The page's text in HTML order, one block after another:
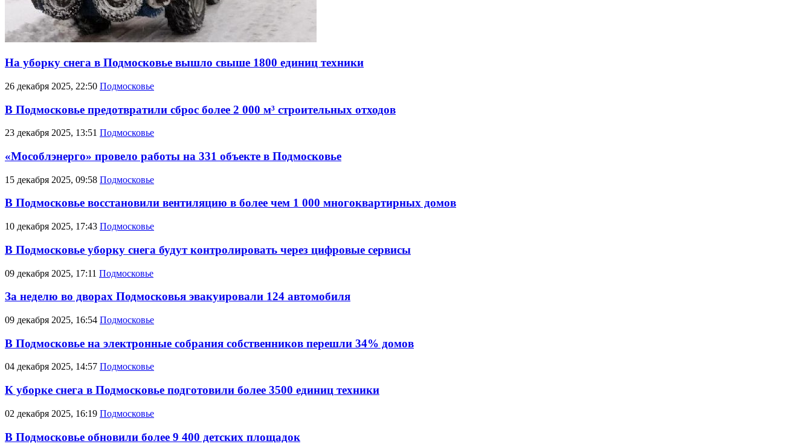
На уборку снега в Подмосковье вышло свыше 1800 единиц техники
26 декабря 2025, 22:50 Подмосковье
В Подмосковье предотвратили сброс более 2 000 м³ строительных отходов
23 декабря 2025, 13:51 Подмосковье
«Мособлэнерго» провело работы на 331 объекте в Подмосковье
15 декабря 2025, 09:58 Подмосковье
В Подмосковье восстановили вентиляцию в более чем 1 000 многоквартирных домов
10 декабря 2025, 17:43 Подмосковье
В Подмосковье уборку снега будут контролировать через цифровые сервисы
09 декабря 2025, 17:11 Подмосковье
За неделю во дворах Подмосковья эвакуировали 124 автомобиля
09 декабря 2025, 16:54 Подмосковье
В Подмосковье на электронные собрания собственников перешли 34% домов
04 декабря 2025, 14:57 Подмосковье
К уборке снега в Подмосковье подготовили более 3500 единиц техники
02 декабря 2025, 16:19 Подмосковье
В Подмосковье обновили более 9 400 детских площадок